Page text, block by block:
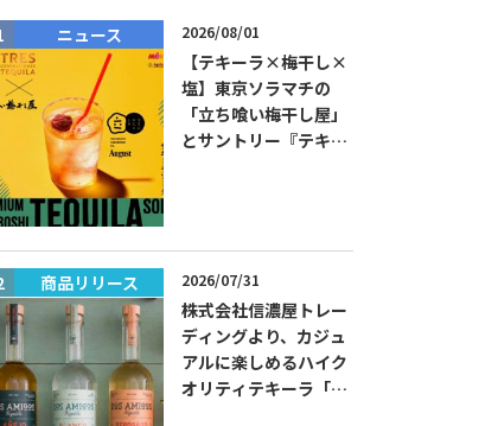
ニュース 2026/08/01
【テキーラ×梅干し×
塩】東京ソラマチの
「立ち喰い梅干し屋」
とサントリー『テキー
8月限定メニューに！
商品リリース 2026/07/31
株式会社信濃屋トレー
ディングより、カジュ
アルに楽しめるハイク
オリティテキーラ「ド